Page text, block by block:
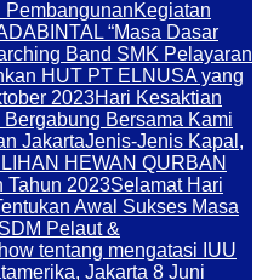
PembangunanKegiatan
“Masa Dasar
Band SMK Pelayaran
HUT PT ELNUSA yang
2023Hari Kesaktian
Bergabung Bersama Kami
JakartaJenis-Jenis Kapal,
HEWAN QURBAN
Tahun 2023Selamat Hari
Awal Sukses Masa
Pelaut &
tentang mengatasi IUU
Jakarta 8 Juni